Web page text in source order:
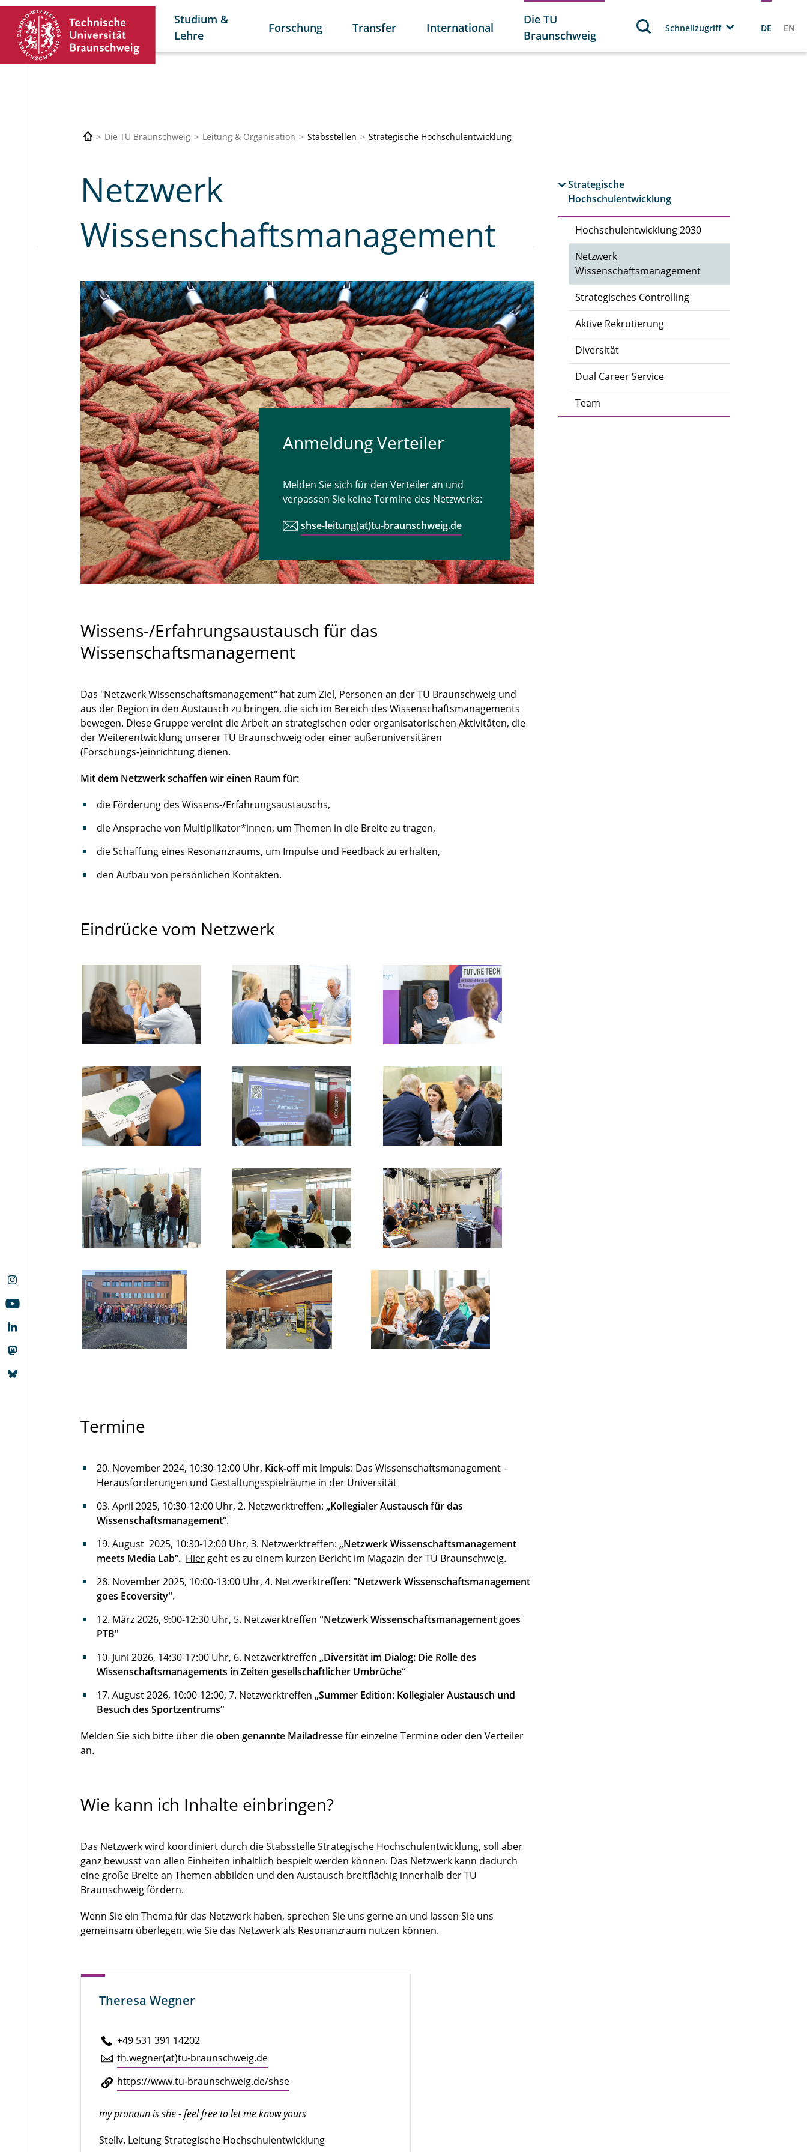
Studium &
Lehre
Forschung Transfer International
Die TU
Braunschweig
Schnellzugriff DE EN
Die TU Braunschweig Leitung & Organisation Stabsstellen Strategische Hochschulentwicklung
Strategische
Hochschulentwicklung
Hochschulentwicklung 2030
Netzwerk
Wissenschaftsmanagement
Strategisches Controlling
Aktive Rekrutierung
Diversität
Dual Career Service
Team
Netzwerk
Wissenschaftsmanagement
Anmeldung Verteiler
Melden Sie sich für den Verteiler an und
verpassen Sie keine Termine des Netzwerks:
shse-leitung(at)tu-braunschweig.de
Wissens-/Erfahrungsaustausch für das
Wissenschaftsmanagement
Das "Netzwerk Wissenschaftsmanagement" hat zum Ziel, Personen an der TU Braunschweig und
aus der Region in den Austausch zu bringen, die sich im Bereich des Wissenschaftsmanagements
bewegen. Diese Gruppe vereint die Arbeit an strategischen oder organisatorischen Aktivitäten, die
der Weiterentwicklung unserer TU Braunschweig oder einer außeruniversitären
(Forschungs-)einrichtung dienen.
Mit dem Netzwerk schaffen wir einen Raum für:
die Förderung des Wissens-/Erfahrungsaustauschs,
die Ansprache von Multiplikator*innen, um Themen in die Breite zu tragen,
die Schaffung eines Resonanzraums, um Impulse und Feedback zu erhalten,
den Aufbau von persönlichen Kontakten.
Eindrücke vom Netzwerk
Termine
20. November 2024, 10:30-12:00 Uhr, Kick-off mit Impuls: Das Wissenschaftsmanagement –
Herausforderungen und Gestaltungsspielräume in der Universität
03. April 2025, 10:30-12:00 Uhr, 2. Netzwerktreffen:„Kollegialer Austausch für das
Wissenschaftsmanagement“.
19. August 2025, 10:30-12:00 Uhr, 3. Netzwerktreffen:„Netzwerk Wissenschaftsmanagement
meets Media Lab“. Hiergeht es zu einem kurzen Bericht im Magazin der TU Braunschweig.
28. November 2025, 10:00-13:00 Uhr, 4. Netzwerktreffen: "Netzwerk Wissenschaftsmanagement
goes Ecoversity".
12. März 2026, 9:00-12:30 Uhr, 5. Netzwerktreffen "Netzwerk Wissenschaftsmanagement goes
PTB"
10. Juni 2026, 14:30-17:00 Uhr, 6. Netzwerktreffen„Diversität im Dialog: Die Rolle des
Wissenschaftsmanagements in Zeiten gesellschaftlicher Umbrüche“
17. August 2026, 10:00-12:00, 7. Netzwerktreffen„Summer Edition: Kollegialer Austausch und
Besuch des Sportzentrums“
Melden Sie sich bitte über dieoben genannte Mailadressefür einzelne Termine oder den Verteiler
an.
Wie kann ich Inhalte einbringen?
Das Netzwerk wird koordiniert durch dieStabsstelle Strategische Hochschulentwicklung, soll aber
ganz bewusst von allen Einheiten inhaltlich bespielt werden können. Das Netzwerk kann dadurch
eine große Breite an Themen abbilden und den Austausch breitflächig innerhalb der TU
Braunschweig fördern.
Wenn Sie ein Thema für das Netzwerk haben, sprechen Sie uns gerne an und lassen Sie uns
gemeinsam überlegen, wie Sie das Netzwerk als Resonanzraum nutzen können.
Theresa Wegner
+49 531 391 14202
th.​wegner(at)tu-braun­schweig.de
https://​www.​tu-​braunschweig.​de/​shse
my pronoun is she - feel free to let me know yours
Stellv. Leitung Strategische Hochschulentwicklung